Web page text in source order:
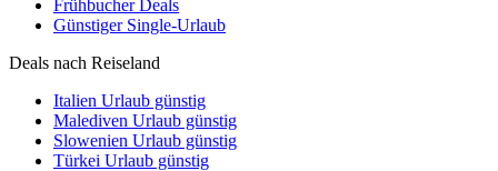
Frühbucher Deals
Günstiger Single-Urlaub
Deals nach Reiseland
Italien Urlaub günstig
Malediven Urlaub günstig
Slowenien Urlaub günstig
Türkei Urlaub günstig